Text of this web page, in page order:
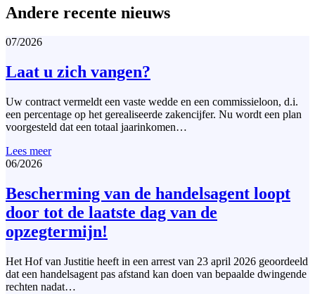
Andere recente nieuws
07/2026
Laat u zich vangen?
Uw contract vermeldt een vaste wedde en een commissieloon, d.i.
een percentage op het gerealiseerde zakencijfer. Nu wordt een plan
voorgesteld dat een totaal jaarinkomen…
Lees meer
06/2026
Bescherming van de handelsagent loopt
door tot de laatste dag van de
opzegtermijn!
Het Hof van Justitie heeft in een arrest van 23 april 2026 geoordeeld
dat een handelsagent pas afstand kan doen van bepaalde dwingende
rechten nadat…